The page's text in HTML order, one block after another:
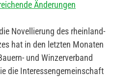
Novellierung des rheinland-
hat in den letzten Monaten
und Winzerverband
die Interessengemeinschaft